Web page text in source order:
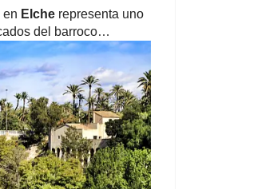
en Elche representa uno
del barroco…